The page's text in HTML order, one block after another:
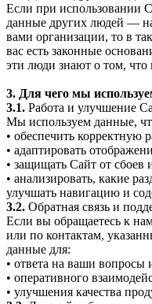
Если при использовании
данные других людей —
вами организации, то в
вас есть законные
эти люди знают о том,
3. Для чего мы
3.1. Работа и улучшение
Мы используем данные,
• обеспечить корректную
• адаптировать
• защищать Сайт от сбоев
• анализировать, какие
улучшать навигацию и
3.2. Обратная связь и
Если вы обращаетесь к
или по контактам,
данные для:
• ответа на ваши вопросы
• оперативного
• улучшения качества